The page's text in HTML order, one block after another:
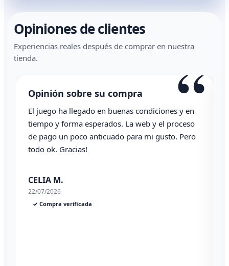
Opiniones de clientes
Experiencias reales después de comprar en nuestra
tienda.
“
Opinión sobre su compra
Todo correcto. Genial la atención vía whatsapp
Angel P.
03/07/2026